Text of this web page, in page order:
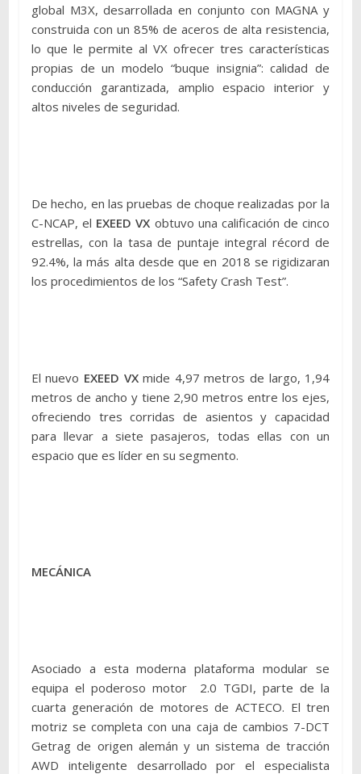
global M3X, desarrollada en conjunto con MAGNA y
construida con un 85% de aceros de alta resistencia,
lo que le permite al VX ofrecer tres características
propias de un modelo “buque insignia”: calidad de
conducción garantizada, amplio espacio interior y
altos niveles de seguridad.
De hecho, en las pruebas de choque realizadas por la
C-NCAP, el EXEED VX obtuvo una calificación de cinco
estrellas, con la tasa de puntaje integral récord de
92.4%, la más alta desde que en 2018 se rigidizaran
los procedimientos de los “Safety Crash Test”.
El nuevo EXEED VXmide 4,97 metros de largo, 1,94
metros de ancho y tiene 2,90 metros entre los ejes,
ofreciendo tres corridas de asientos y capacidad
para llevar a siete pasajeros, todas ellas con un
espacio que es líder en su segmento.
MECÁNICA
Asociado a esta moderna plataforma modular se
equipa el poderoso motor 2.0 TGDI, parte de la
cuarta generación de motores de ACTECO. El tren
motriz se completa con una caja de cambios 7-DCT
Getrag de origen alemán y un sistema de tracción
AWD inteligente desarrollado por el especialista